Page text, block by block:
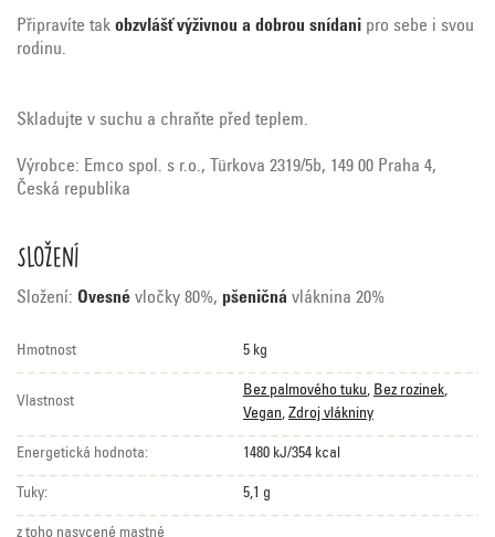
Připravíte tak obzvlášť výživnou a dobrou snídani pro sebe i svou
rodinu.
Skladujte v suchu a chraňte před teplem.
Výrobce: Emco spol. s r.o., Türkova 2319/5b, 149 00 Praha 4,
Česká republika
Složení
Složení: Ovesné vločky 80%, pšeničná vláknina 20%
Hmotnost 5 kg
Vlastnost
Bez palmového tuku, Bez rozinek,
Vegan, Zdroj vlákniny
Energetická hodnota: 1480 kJ/354 kcal
Tuky: 5,1 g
z toho nasycené mastné